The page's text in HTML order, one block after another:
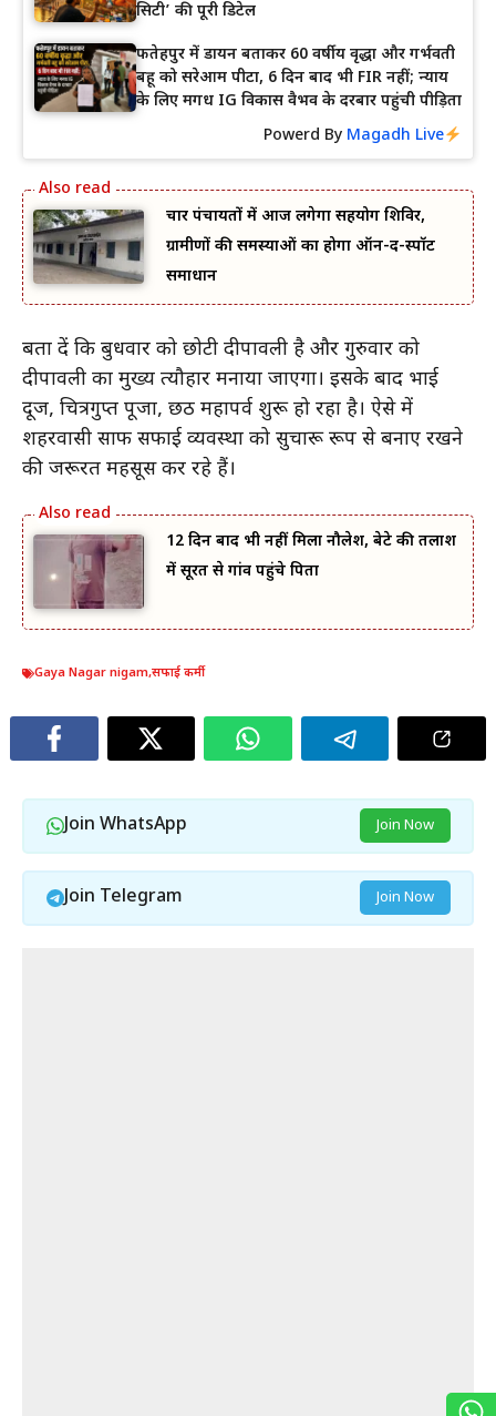
सिटी’ की पूरी डिटेल
फतेहपुर में डायन बताकर 60 वर्षीय वृद्धा और गर्भवती
बहू को सरेआम पीटा, 6 दिन बाद भी FIR नहीं; न्याय
के लिए मगध IG विकास वैभव के दरबार पहुंची पीड़िता
Powerd By Magadh Live
चार पंचायतों में आज लगेगा सहयोग शिविर,
ग्रामीणों की समस्याओं का होगा ऑन-द-स्पॉट
समाधान
बता दें कि बुधवार को छोटी दीपावली है और गुरुवार को
दीपावली का मुख्य त्यौहार मनाया जाएगा। इसके बाद भाई
दूज, चित्रगुप्त पूजा, छठ महापर्व शुरू हो रहा है। ऐसे में
शहरवासी साफ सफाई व्यवस्था को सुचारू रूप से बनाए रखने
की जरूरत महसूस कर रहे हैं।
12 दिन बाद भी नहीं मिला नौलेश, बेटे की तलाश
में सूरत से गांव पहुंचे पिता
Gaya Nagar nigam,सफाई कर्मी
Join WhatsApp Join Now
Join Telegram Join Now